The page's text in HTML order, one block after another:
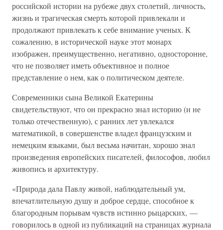
российской истории на рубеже двух столетий, личность,
жизнь и трагическая смерть которой привлекали и
продолжают привлекать к себе внимание ученых. К
сожалению, в исторической науке этот монарх
изображен, преимущественно, негативно, односторонне,
что не позволяет иметь объективное и полное
представление о нем, как о политическом деятеле.
Современники сына Великой Екатерины
свидетельствуют, что он прекрасно знал историю (и не
только отечественную), с ранних лет увлекался
математикой, в совершенстве владел французским и
немецким языками, был весьма начитан, хорошо знал
произведения европейских писателей, философов, любил
живопись и архитектуру.
«Природа дала Павлу живой, наблюдательный ум,
впечатлительную душу и доброе сердце, способное к
благородным порывам чувств истинно рыцарских, —
говорилось в одной из публикаций на страницах журнала